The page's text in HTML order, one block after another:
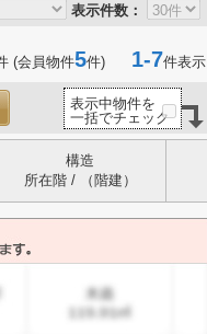
表示件数：
(会員物件5件) 1-7件表示
表示中物件を
一括でチェック
構造
所在階 / （階建）